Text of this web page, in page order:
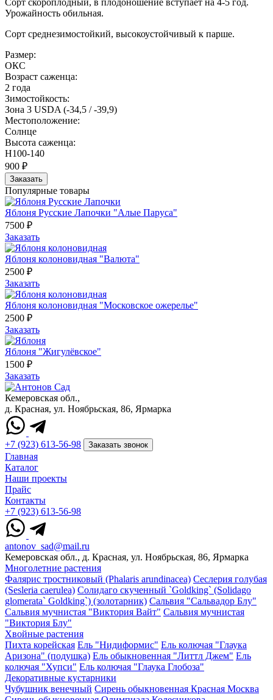
Урожайность обильная.
Сорт среднезимостойкий, высокоустойчивый к парше.
Размер:
ОКС
Возраст саженца:
2 года
Зимостойкость:
Зона 3 USDA (-34,5 / -39,9)
Местоположение:
Солнце
Высота саженца:
Н100-140
900 ₽
Заказать
Популярные товары
Яблоня Русские Лапочки "Алые Паруса"
7500 ₽
Заказать
Яблоня колоновидная "Валюта"
2500 ₽
Заказать
Яблоня колоновидная "Московское ожерелье"
2500 ₽
Заказать
Яблоня "Жигулёвское"
1500 ₽
Заказать
Кемеровская обл.,
д. Красная, ул. Ноябрьская, 86, Ярмарка
+7 (923) 613-56-98 Заказать звонок
Главная
Каталог
Наши проекты
Прайс
Контакты
+7 (923) 613-56-98
antonov_sad@mail.ru
Кемеровская обл., д. Красная, ул. Ноябрьская, 86, Ярмарка
Многолетние растения
Фалярис тростниковый (Phalaris arundinacea) Сеслерия голубая
(Sesleria caerulea) Солидаго скученный `Goldking` (Solidago
glomerata` Goldking`) (золотарник) Сальвия "Сальвадор Блу"
Сальвия мучнистая "Виктория Вайт" Сальвия мучнистая
"Виктория Блу"
Хвойные растения
Пихта корейская Ель "Нидиформис" Ель колючая "Глаука
Аризона" (подушка) Ель обыкновенная "Литтл Джем" Ель
колючая "Хупси" Ель колючая "Глаука Глобоза"
Декоративные кустарники
Чубушник венечный Сирень обыкновенная Красная Москва